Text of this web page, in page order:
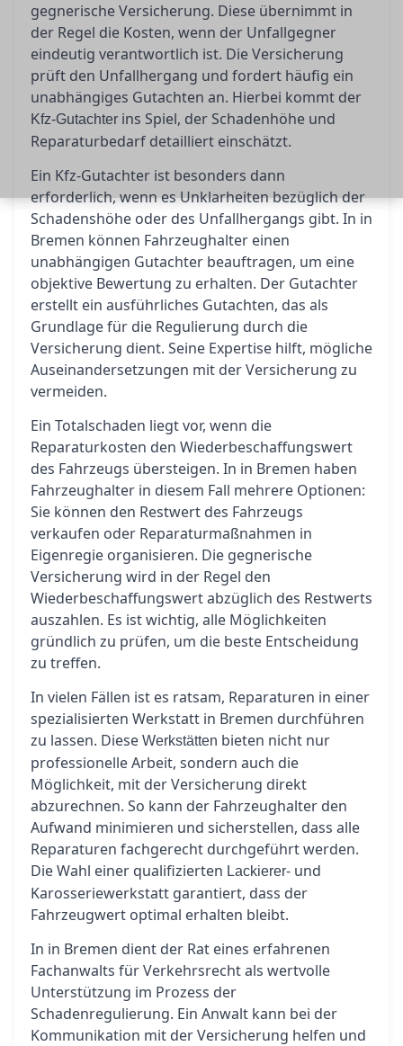
gegnerische Versicherung. Diese übernimmt in
der Regel die Kosten, wenn der Unfallgegner
eindeutig verantwortlich ist. Die Versicherung
prüft den Unfallhergang und fordert häufig ein
unabhängiges Gutachten an. Hierbei kommt der
Kfz-Gutachter ins Spiel, der Schadenhöhe und
Reparaturbedarf detailliert einschätzt.
Ein Kfz-Gutachter ist besonders dann
erforderlich, wenn es Unklarheiten bezüglich der
Schadenshöhe oder des Unfallhergangs gibt. In in
Bremen können Fahrzeughalter einen
unabhängigen Gutachter beauftragen, um eine
objektive Bewertung zu erhalten. Der Gutachter
erstellt ein ausführliches Gutachten, das als
Grundlage für die Regulierung durch die
Versicherung dient. Seine Expertise hilft, mögliche
Auseinandersetzungen mit der Versicherung zu
vermeiden.
Ein Totalschaden liegt vor, wenn die
Reparaturkosten den Wiederbeschaffungswert
des Fahrzeugs übersteigen. In in Bremen haben
Fahrzeughalter in diesem Fall mehrere Optionen:
Sie können den Restwert des Fahrzeugs
verkaufen oder Reparaturmaßnahmen in
Eigenregie organisieren. Die gegnerische
Versicherung wird in der Regel den
Wiederbeschaffungswert abzüglich des Restwerts
auszahlen. Es ist wichtig, alle Möglichkeiten
gründlich zu prüfen, um die beste Entscheidung
zu treffen.
In vielen Fällen ist es ratsam, Reparaturen in einer
spezialisierten Werkstatt in Bremen durchführen
zu lassen. Diese Werkstätten bieten nicht nur
professionelle Arbeit, sondern auch die
Möglichkeit, mit der Versicherung direkt
abzurechnen. So kann der Fahrzeughalter den
Aufwand minimieren und sicherstellen, dass alle
Reparaturen fachgerecht durchgeführt werden.
Die Wahl einer qualifizierten Lackierer- und
Karosseriewerkstatt garantiert, dass der
Fahrzeugwert optimal erhalten bleibt.
In in Bremen dient der Rat eines erfahrenen
Fachanwalts für Verkehrsrecht als wertvolle
Unterstützung im Prozess der
Schadenregulierung. Ein Anwalt kann bei der
Kommunikation mit der Versicherung helfen und